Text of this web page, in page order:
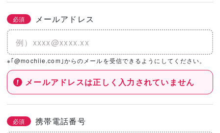
必須 メールアドレス
※｢@mochiie.com｣からのメールを受信できるようにしてください。
メールアドレスは正しく入力されていません
必須 携帯電話番号